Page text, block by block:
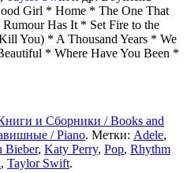
Girl * Home * The One That
Has It * Set Fire to the
You) * A Thousand Years * We
* Where Have You Been *
и Сборники / Books and
/ Piano. Метки: Adele,
Bieber, Katy Perry, Pop, Rhythm
, Taylor Swift.